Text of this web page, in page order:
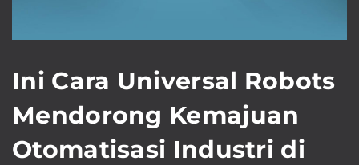
Ini Cara Universal Robots
Mendorong Kemajuan
Otomatisasi Industri di